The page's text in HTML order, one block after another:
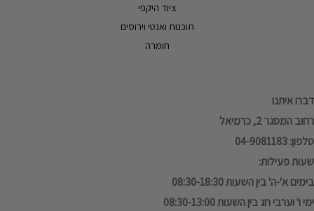
ציוד היקפי
תוכנות ואנטי וירוסים
חומרה
דברו איתנו
רחוב המסגר 2, כרמיאל
טלפון: 04-9081183
שעות פעילות:
בימים א'-ה' בין השעות 08:30-18:30
ימי ו' וערבי חג בין השעות 08:30-13:00